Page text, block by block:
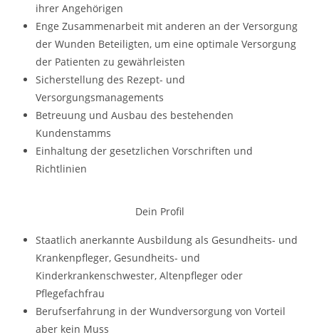
ihrer Angehörigen
Enge Zusammenarbeit mit anderen an der Versorgung
der Wunden Beteiligten, um eine optimale Versorgung
der Patienten zu gewährleisten
Sicherstellung des Rezept- und
Versorgungsmanagements
Betreuung und Ausbau des bestehenden
Kundenstamms
Einhaltung der gesetzlichen Vorschriften und
Richtlinien
Dein Profil
Staatlich anerkannte Ausbildung als Gesundheits- und
Krankenpfleger, Gesundheits- und
Kinderkrankenschwester, Altenpfleger oder
Pflegefachfrau
Berufserfahrung in der Wundversorgung von Vorteil
aber kein Muss